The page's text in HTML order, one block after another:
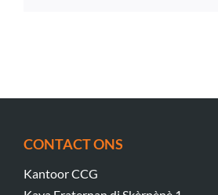
CONTACT ONS
Kantoor CCG